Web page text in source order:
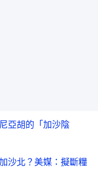
亞胡的「加沙陰
沙北？美媒：擬斷糧